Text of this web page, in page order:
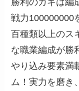
戦力100000000
百種類以上のス
な職業編成が勝
やり込み要素満
ム！実力を磨き